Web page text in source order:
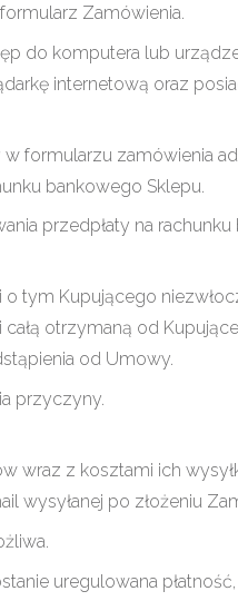
Zamówienia.
do komputera lub
internetową oraz
formularzu zamówienia
bankowego Sklepu.
przedpłaty na
tym Kupującego
otrzymaną od
od Umowy.
przyczyny.
wraz z kosztami ich
wysyłanej po złożeniu
uregulowana